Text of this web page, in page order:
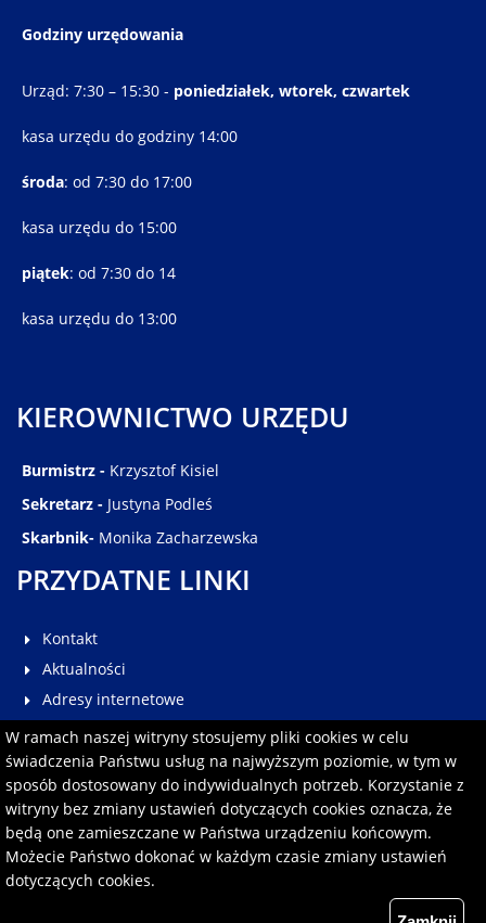
W ramach naszej witryny stosujemy pliki cookies w celu
świadczenia Państwu usług na najwyższym poziomie, w tym w
sposób dostosowany do indywidualnych potrzeb. Korzystanie z
witryny bez zmiany ustawień dotyczących cookies oznacza, że
będą one zamieszczane w Państwa urządzeniu końcowym.
Możecie Państwo dokonać w każdym czasie zmiany ustawień
dotyczących cookies.
Godziny urzędowania
Urząd: 7:30 – 15:30 - poniedziałek, wtorek, czwartek
kasa urzędu do godziny 14:00
środa: od 7:30 do 17:00
kasa urzędu do 15:00
piątek: od 7:30 do 14
kasa urzędu do 13:00
KIEROWNICTWO URZĘDU
Burmistrz - Krzysztof Kisiel
Sekretarz - Justyna Podleś
Skarbnik- Monika Zacharzewska
PRZYDATNE LINKI
Kontakt
Aktualności
Adresy internetowe
Galeria
Multimedia
Pomoc
Redakcja serwisu
Formularz kontaktowy
Polityka prywatności